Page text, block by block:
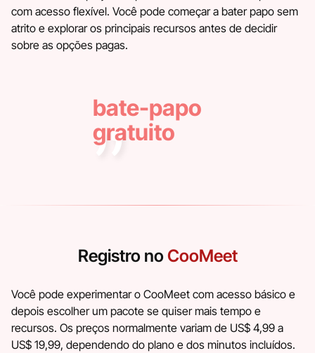
com acesso flexível. Você pode começar a bater papo sem
atrito e explorar os principais recursos antes de decidir
sobre as opções pagas.
bate-papo
gratuito
Registro noCooMeet
Você pode experimentar o CooMeet com acesso básico e
depois escolher um pacote se quiser mais tempo e
recursos. Os preços normalmente variam de US$ 4,99 a
US$ 19,99, dependendo do plano e dos minutos incluídos.